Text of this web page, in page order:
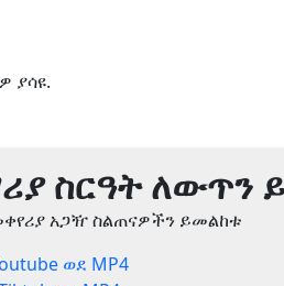
ያሳዩ.
ስርዓት ለውጥን
አጋዥ ስልጠናዎችን ይመልከቱ
ወደ MP4